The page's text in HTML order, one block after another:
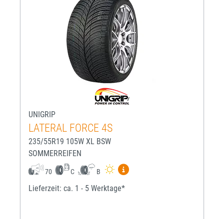
UNIGRIP
LATERAL FORCE 4S
235/55R19 105W XL BSW
SOMMERREIFEN
70 C B
Mehr Informationen zum
Lieferzeit: ca. 1 - 5 Werktage*